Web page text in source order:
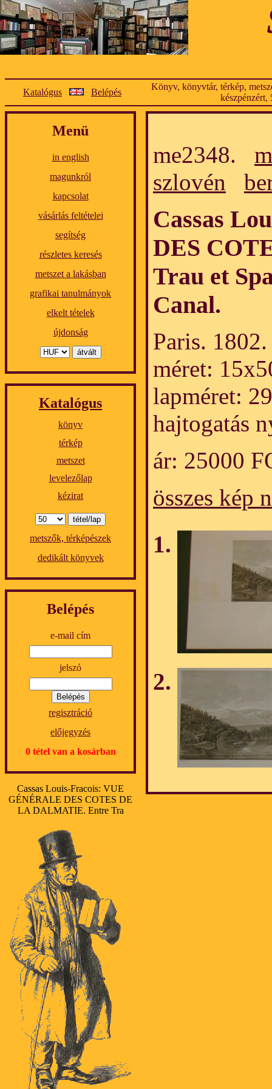
Katalógus Belépés
Könyv, könyvtár, térkép,
készpénzért,
Menü
in english
magunkról
kapcsolat
vásárlás feltételei
segítség
részletes keresés
metszet a lakásban
grafikai tanulmányok
elkelt tételek
újdonság
Katalógus
könyv
térkép
metszet
levelezőlap
kézirat
metszők, térképészek
dedikált könyvek
Belépés
e-mail cím
jelszó
regisztráció
előjegyzés
0 tétel van a kosárban
Cassas Louis-Fracois: VUE
GÉNÉRALE DES COTES DE
LA DALMATIE. Entre Tra
me2348.
szlovén
Cassas
DES
Trau et
Canal.
Paris.
méret:
lapméret:
hajtogatás
ár: 25000
összes kép